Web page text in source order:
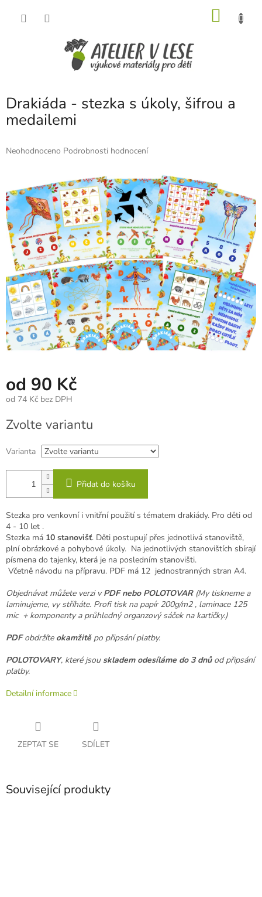
Drakiáda - stezka s úkoly, šifrou a
medailemi
Průměrné
0,0
z
5
hvězdiček.
Neohodnoceno Podrobnosti hodnocení
od 90 Kč
od 74 Kč bez DPH
cena:
Zvolte variantu
Varianta
Přidat do košíku
Stezka pro venkovní i vnitřní použití s tématem drakiády. Pro děti od
4 - 10 let .
Stezka má 10 stanovišť. Děti postupují přes jednotlivá stanoviště,
plní obrázkové a pohybové úkoly. Na jednotlivých stanovištích sbírají
písmena do tajenky, která je na posledním stanovišti.
Včetně návodu na přípravu. PDF má 12 jednostranných stran A4.
Objednávat můžete verzi vPDF nebo POLOTOVAR (My tiskneme a
laminujeme, vy stříháte. Profi tisk na papír 200g/m2 , laminace 125
mic + komponenty a průhledný organzový sáček na kartičky.)
PDFobdržíteokamžitěpo připsání platby.
POLOTOVARY, které jsou skladem odesíláme do 3 dnůod připsání
platby.
Detailní informace
ZEPTAT SE SDÍLET
Související produkty